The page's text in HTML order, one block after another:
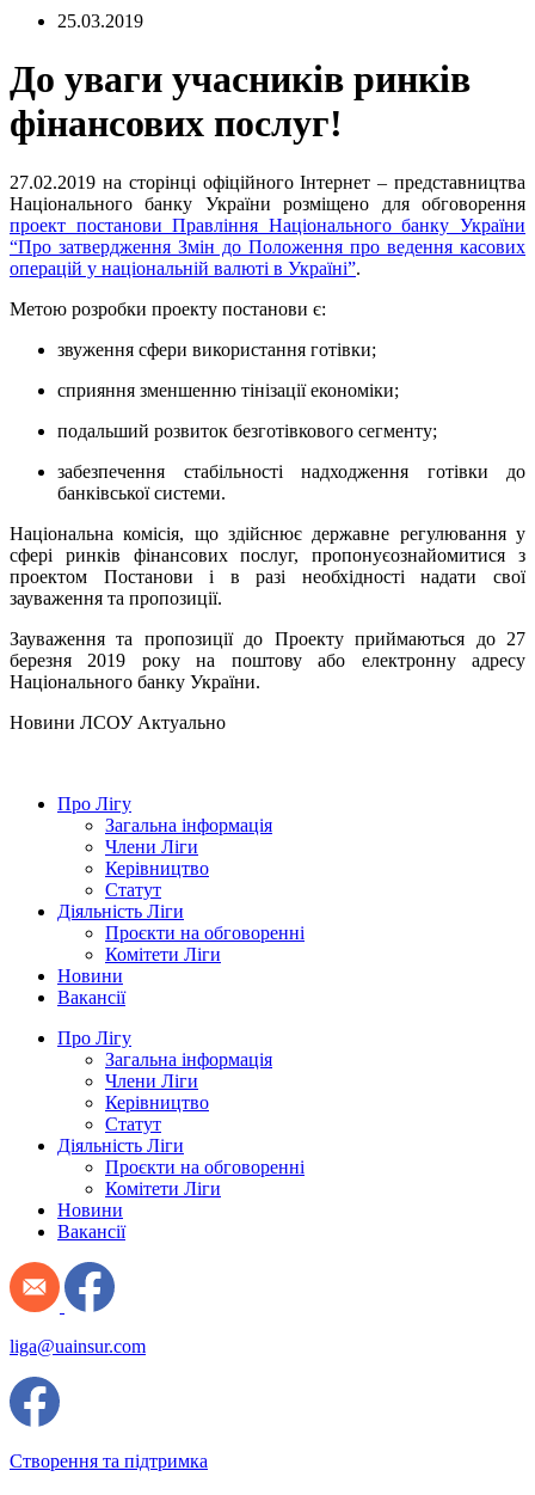
25.03.2019
До уваги учасників ринків
фінансових послуг!
27.02.2019 на сторінці офіційного Інтернет – представництва
Національного банку України розміщено для обговорення
проект постанови Правління Національного банку України
“Про затвердження Змін до Положення про ведення касових
операцій у національній валюті в Україні”.
Метою розробки проекту постанови є:
звуження сфери використання готівки;
сприяння зменшенню тінізації економіки;
подальший розвиток безготівкового сегменту;
забезпечення стабільності надходження готівки до
банківської системи.
Національна комісія, що здійснює державне регулювання у
сфері ринків фінансових послуг, пропонуєознайомитися з
проектом Постанови і в разі необхідності надати свої
зауваження та пропозиції.
Зауваження та пропозиції до Проекту приймаються до 27
березня 2019 року на поштову або електронну адресу
Національного банку України.
Hовини ЛСОУ Актуально
Про Лігу
Загальна інформація
Члени Ліги
Керівництво
Статут
Діяльність Ліги
Проєкти на обговоренні
Комітети Ліги
Новини
Вакансії
Про Лігу
Загальна інформація
Члени Ліги
Керівництво
Статут
Діяльність Ліги
Проєкти на обговоренні
Комітети Ліги
Новини
Вакансії
liga@uainsur.com
Створення та підтримка